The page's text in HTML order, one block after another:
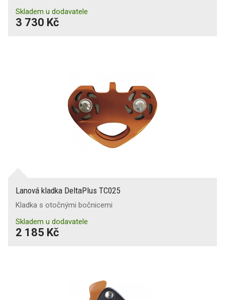
Skladem u dodavatele
3 730 Kč
Lanová kladka DeltaPlus TC025
Kladka s otočnými bočnicemi
Skladem u dodavatele
2 185 Kč